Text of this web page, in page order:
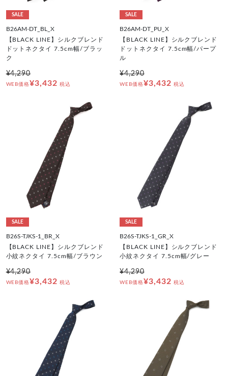
SALE
B26AM-DT_BL_X
【BLACK LINE】シルクブレンド
ドットネクタイ 7.5cm幅/ブラッ
ク
¥4,290
WEB価格¥3,432 税込
SALE
B26AM-DT_PU_X
【BLACK LINE】シルクブレンド
ドットネクタイ 7.5cm幅/パープ
ル
¥4,290
WEB価格¥3,432 税込
SALE
B26S-TJKS-1_BR_X
【BLACK LINE】シルクブレンド
小紋ネクタイ 7.5cm幅/ブラウン
¥4,290
WEB価格¥3,432 税込
SALE
B26S-TJKS-1_GR_X
【BLACK LINE】シルクブレンド
小紋ネクタイ 7.5cm幅/グレー
¥4,290
WEB価格¥3,432 税込